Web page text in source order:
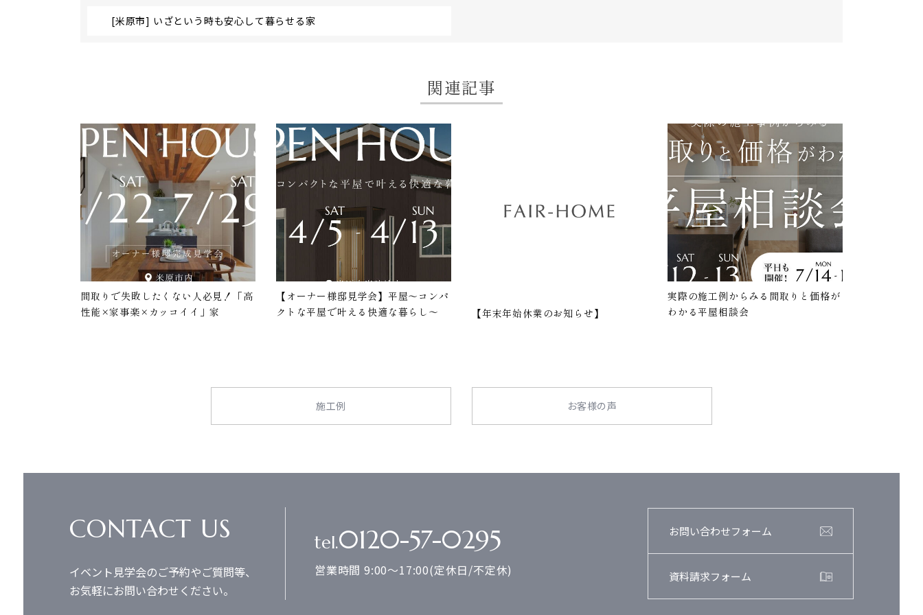
[米原市] いざという時も安心して暮らせる家
関連記事
間取りで失敗したくない人必見！「高
性能×家事楽×カッコイイ」家
【オーナー様邸見学会】平屋～コンパ
クトな平屋で叶える快適な暮らし～
【年末年始休業のお知らせ】
実際の施工例からみる間取りと価格が
わかる平屋相談会
施工例 お客様の声
CONTACT US
イベント見学会のご予約やご質問等、
お気軽にお問い合わせください。
tel.0120-57-0295
営業時間 9:00～17:00(定休日/不定休)
お問い合わせフォーム
資料請求フォーム